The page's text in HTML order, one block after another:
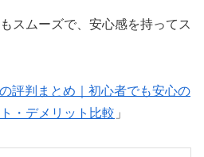
スムーズで、安心感を持ってス
評判まとめ｜初心者でも安心の
・デメリット比較 」